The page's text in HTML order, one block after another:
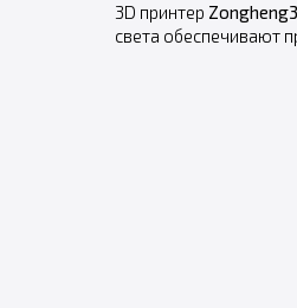
3D принтер
света обеспечивают